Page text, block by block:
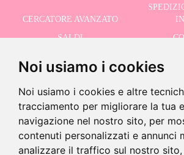
Noi usiamo i cookies
Noi usiamo i cookies e altre
tracciamento per migliorare la tua
navigazione nel nostro sito, per
contenuti personalizzati e annunci
analizzare il traffico sul nostro
CERCATORE AVANZATO
SALDI